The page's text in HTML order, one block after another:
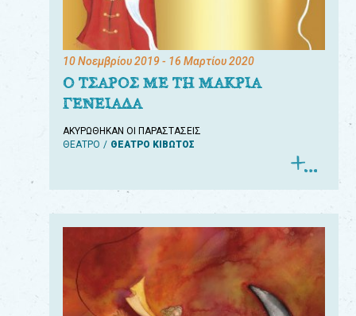
10 Νοεμβρίου 2019- 16 Μαρτίου 2020
Ο ΤΣΑΡΟΣ ΜΕ ΤΗ ΜΑΚΡΙΑ
ΓΕΝΕΙΑΔΑ
ΑΚΥΡΩΘΗΚΑΝ ΟΙ ΠΑΡΑΣΤΑΣΕΙΣ
ΘΕΑΤΡΟ
ΘΕΑΤΡΟ ΚΙΒΩΤΟΣ